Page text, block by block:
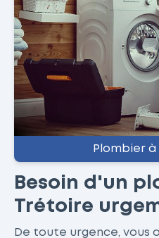
Plombier
Besoin d'un
Trétoire
De toute urgence, vous